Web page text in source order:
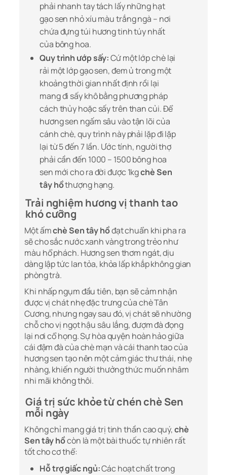
phải nhanh tay tách lấy những hạt
gạo sen nhỏ xíu màu trắng ngà – nơi
chứa đựng túi hương tinh túy nhất
của bông hoa.
Quy trình ướp sấy:Cứ một lớp chè lại
rải một lớp gạo sen, đem ủ trong một
khoảng thời gian nhất định rồi lại
mang đi sấy khô bằng phương pháp
cách thủy hoặc sấy trên than củi. Để
hương sen ngấm sâu vào tận lõi của
cánh chè, quy trình này phải lặp đi lặp
lại từ 5 đến 7 lần. Ước tính, người thợ
phải cần đến 1000 – 1500 bông hoa
sen mới cho ra đời được 1kgchè Sen
tây hồthượng hạng.
Trải nghiệm hương vị thanh tao
khó cưỡng
Một ấmchè Sen tây hồđạt chuẩn khi pha ra
sẽ cho sắc nước xanh vàng trong trẻo như
màu hổ phách. Hương sen thơm ngát, dịu
dàng lập tức lan tỏa, khỏa lấp khắp không gian
phòng trà.
Khi nhấp ngụm đầu tiên, bạn sẽ cảm nhận
được vị chát nhẹ đặc trưng của chè Tân
Cương, nhưng ngay sau đó, vị chát sẽ nhường
chỗ cho vị ngọt hậu sâu lắng, đượm đà đọng
lại nơi cổ họng. Sự hòa quyện hoàn hảo giữa
cái đậm đà của chè mạn và cái thanh tao của
hương sen tạo nên một cảm giác thư thái, nhẹ
nhàng, khiến người thưởng thức muốn nhâm
nhi mãi không thôi.
Giá trị sức khỏe từ chén chè Sen
mỗi ngày
Không chỉ mang giá trị tinh thần cao quý,chè
Sen tây hồcòn là một bài thuốc tự nhiên rất
tốt cho cơ thể:
Hỗ trợ giấc ngủ:Các hoạt chất trong